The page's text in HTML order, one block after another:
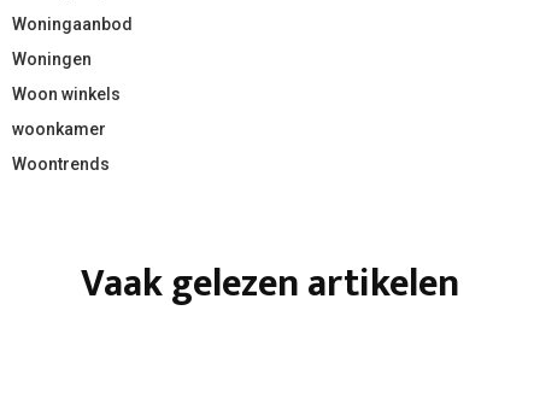
Woningaanbod
Woningen
Woon winkels
woonkamer
Woontrends
Vaak gelezen artikelen